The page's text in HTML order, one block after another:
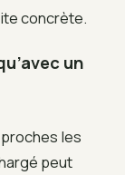
concrète.
un
les
peut